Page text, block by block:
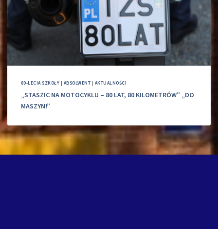
80-LECIA SZKOŁY | ABSOLWENT | AKTUALNOŚCI
„STASZIC NA MOTOCYKLU – 80 LAT, 80 KILOMETRÓW” „DO
MASZYN!”